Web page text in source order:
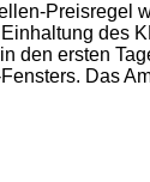
Preisregel
des
den ersten
Das